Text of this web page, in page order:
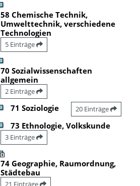
58 Chemische Technik,
Umwelttechnik, verschiedene
Technologien
5 Einträge
70 Sozialwissenschaften
allgemein
2 Einträge
71 Soziologie 20 Einträge
73 Ethnologie, Volkskunde
3 Einträge
74 Geographie, Raumordnung,
Städtebau
21 Einträge